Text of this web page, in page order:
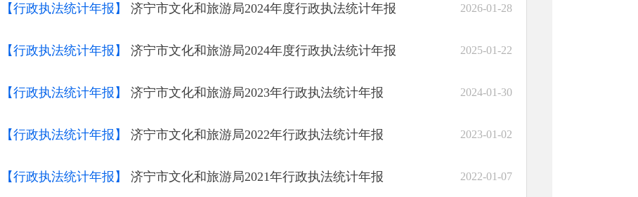
【行政执法统计年报】 济宁市文化和旅游局2024年度行政执法统计年报 2026-01-28
【行政执法统计年报】 济宁市文化和旅游局2024年度行政执法统计年报 2025-01-22
【行政执法统计年报】 济宁市文化和旅游局2023年行政执法统计年报 2024-01-30
【行政执法统计年报】 济宁市文化和旅游局2022年行政执法统计年报 2023-01-02
【行政执法统计年报】 济宁市文化和旅游局2021年行政执法统计年报 2022-01-07